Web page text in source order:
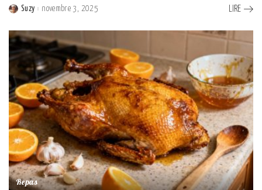
Posted
Suzy novembre 3, 2025 LIRE
Repas